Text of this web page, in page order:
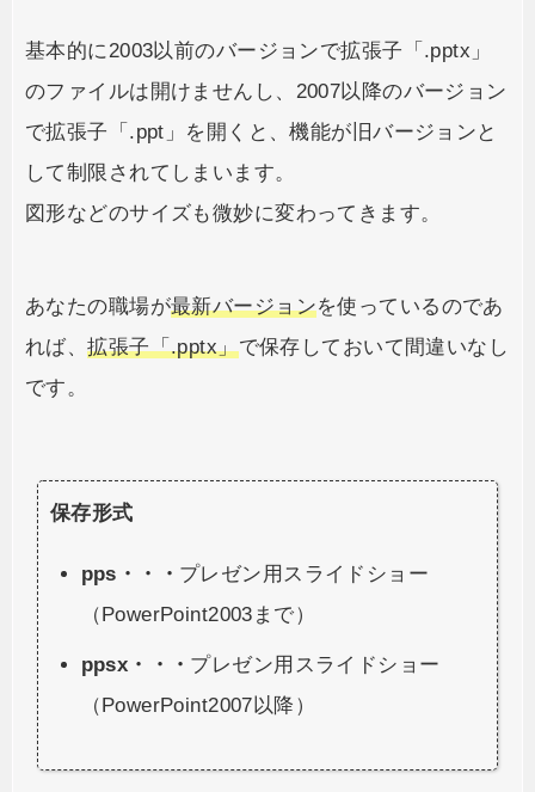
基本的に2003以前のバージョンで拡張子「.pptx」
のファイルは開けませんし、2007以降のバージョン
で拡張子「.ppt」を開くと、機能が旧バージョンと
して制限されてしまいます。
図形などのサイズも微妙に変わってきます。
あなたの職場が最新バージョンを使っているのであ
れば、拡張子「.pptx」で保存しておいて間違いなし
です。
保存形式
pps・・・ プレゼン用スライドショー
（PowerPoint2003まで）
ppsx・・・ プレゼン用スライドショー
（PowerPoint2007以降）